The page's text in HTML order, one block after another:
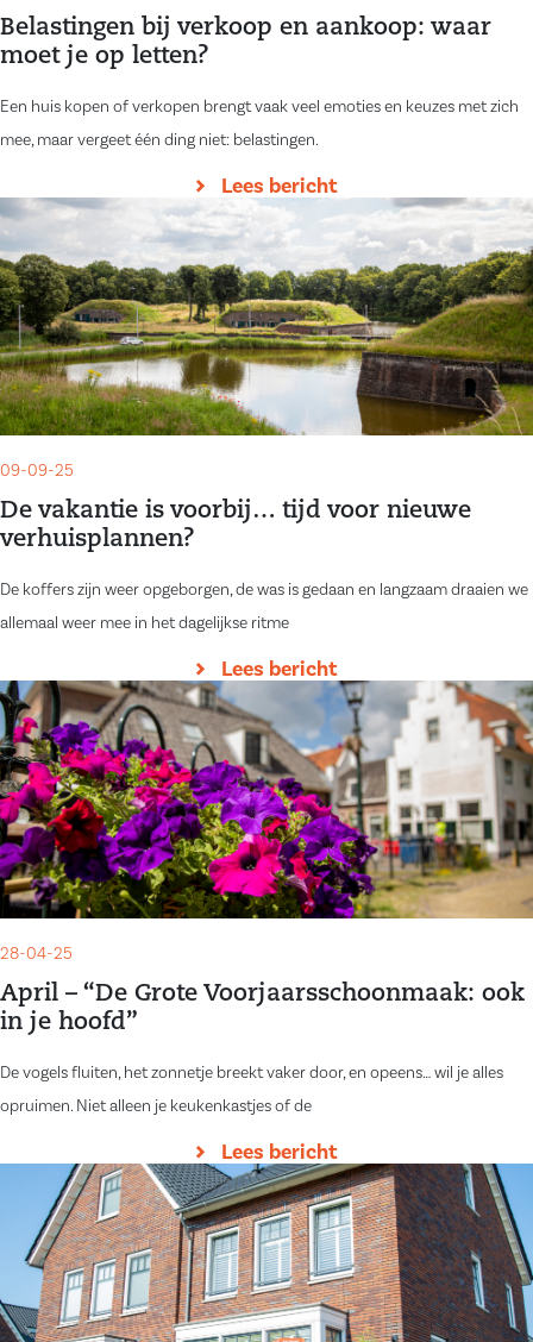
Belastingen bij verkoop en aankoop: waar
moet je op letten?
Een huis kopen of verkopen brengt vaak veel emoties en keuzes met zich
mee, maar vergeet één ding niet: belastingen.
Lees bericht
09-09-25
De vakantie is voorbij… tijd voor nieuwe
verhuisplannen?
De koffers zijn weer opgeborgen, de was is gedaan en langzaam draaien we
allemaal weer mee in het dagelijkse ritme
Lees bericht
28-04-25
April – “De Grote Voorjaarsschoonmaak: ook
in je hoofd”
De vogels fluiten, het zonnetje breekt vaker door, en opeens… wil je alles
opruimen. Niet alleen je keukenkastjes of de
Lees bericht